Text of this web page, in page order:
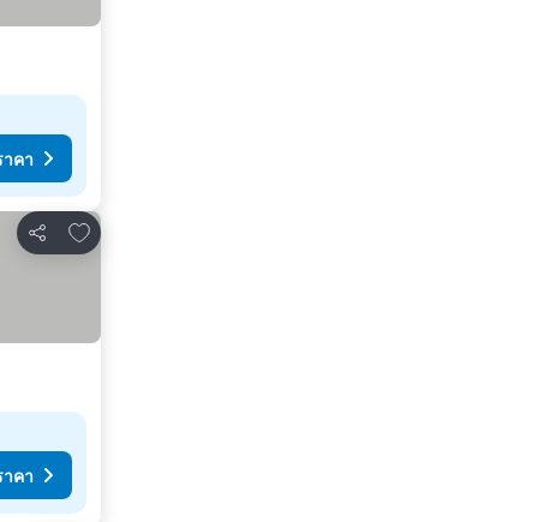
คา
แชร์
เพิ่มในรายการโปรด
คา